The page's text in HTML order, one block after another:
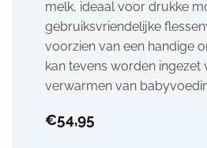
melk, ideaal voor drukke
gebruiksvriendelijke
voorzien van een handige
kan tevens worden ingezet
verwarmen van
€54,95